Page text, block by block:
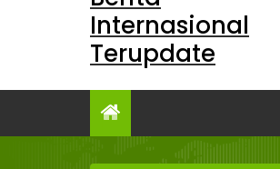
Internasional
Terupdate